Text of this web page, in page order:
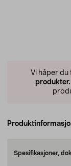
Vi håper
produkter.
Spesifikasjoner,